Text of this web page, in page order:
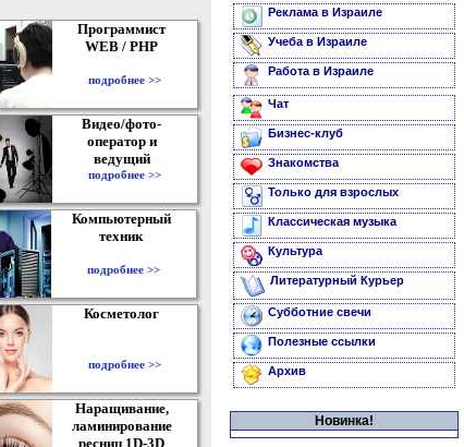
Программист
WEB / PHP
подробнее >>
Видео/фото-
оператор и
ведущий
подробнее >>
Компьютерный
техник
подробнее >>
Косметолог
подробнее >>
Наращивание,
ламинирование
ресниц 1D-3D
Реклама в Израиле
Учеба в Израиле
Работа в Израиле
Чат
Бизнес-клуб
Знакомства
Только для взрослых
Классическая музыка
Культура
Литературный Курьер
Субботние свечи
Полезные ссылки
Архив
Новинка!